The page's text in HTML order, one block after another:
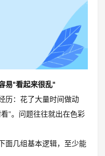
易"看起来很乱"
历：花了大量时间做动
"。问题往往就出在色彩
面几组基本逻辑，至少能